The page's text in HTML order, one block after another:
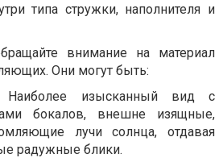
типа стружки, наполнителя и
внимание на материал
Они могут быть:
Наиболее изысканный вид с
бокалов, внешне изящные,
лучи солнца, отдавая
радужные блики.